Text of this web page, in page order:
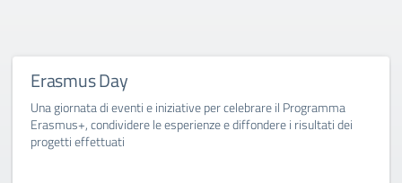
Erasmus Day
Una giornata di eventi e iniziative per celebrare il Programma
Erasmus+, condividere le esperienze e diffondere i risultati dei
progetti effettuati